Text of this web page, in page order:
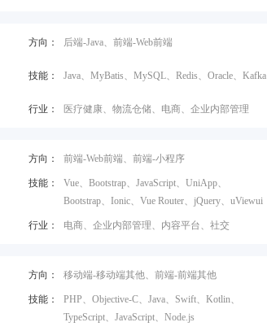
方向： 后端-Java、前端-Web前端
技能： Java、MyBatis、MySQL、Redis、Oracle、Kafka
行业： 医疗健康、物流仓储、电商、企业内部管理
方向： 前端-Web前端、前端-小程序
技能：
Vue、Bootstrap、JavaScript、UniApp、
Bootstrap、Ionic、Vue Router、jQuery、uViewui
行业： 电商、企业内部管理、内容平台、社交
方向： 移动端-移动端其他、前端-前端其他
技能：
PHP、Objective-C、Java、Swift、Kotlin、
TypeScript、JavaScript、Node.js